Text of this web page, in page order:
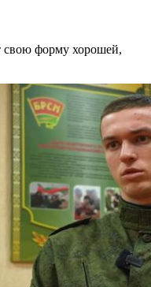
свою форму хорошей,